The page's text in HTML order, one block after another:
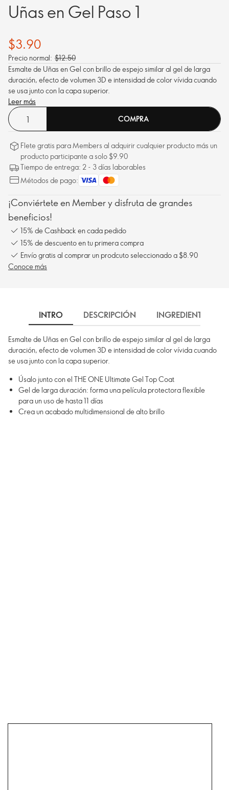
Uñas en Gel Paso 1
$3.90
Precio normal: $12.50
Esmalte de Uñas en Gel con brillo de espejo similar al gel de larga
duración, efecto de volumen 3D e intensidad de color vívida cuando
se usa junto con la capa superior.
Leer más
COMPRA
Flete gratis para Members al adquirir cualquier producto más un
producto participante a solo $9.90
Tiempo de entrega: 2 - 3 días laborables
Métodos de pago:
¡Conviértete en Member y disfruta de grandes
beneficios!
15% de Cashback en cada pedido
15% de descuento en tu primera compra
Envío gratis al comprar un prodcuto seleccionado a $8.90
Conoce más
INTRO DESCRIPCIÓN INGREDIENTES
Esmalte de Uñas en Gel con brillo de espejo similar al gel de larga
duración, efecto de volumen 3D e intensidad de color vívida cuando
se usa junto con la capa superior.
Úsalo junto con el THE ONE Ultimate Gel Top Coat
Gel de larga duración: forma una película protectora flexible
para un uso de hasta 11 días
Crea un acabado multidimensional de alto brillo